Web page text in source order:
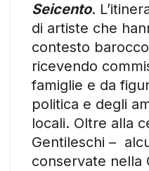
Seicento.
di artiste che
contesto
ricevendo
famiglie e da
politica e degli
locali. Oltre alla
Gentileschi –
conservate nella